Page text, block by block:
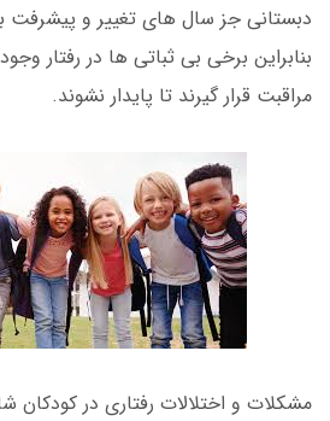
دبستانی جز سال های تغییر و پیشرفت
بنابراین برخی بی ثباتی ها در رفتار
مراقبت قرار گیرند تا پایدار نشوند.
مشکلات و اختلالات رفتاری در